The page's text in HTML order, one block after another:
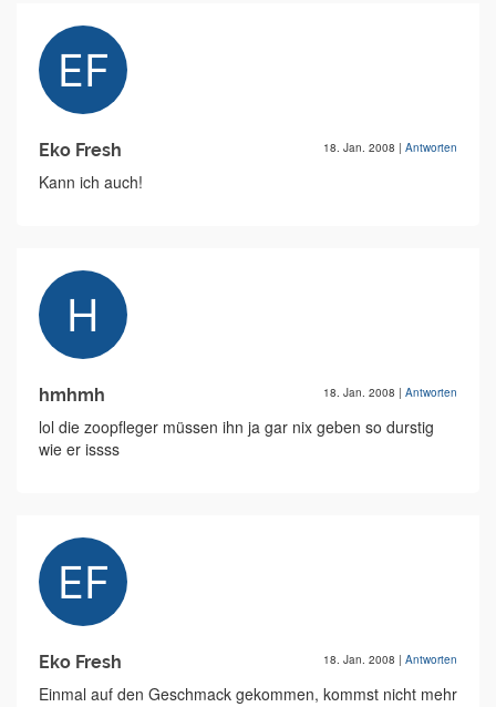
Eko Fresh 18. Jan. 2008 | Antworten
Kann ich auch!
hmhmh 18. Jan. 2008 | Antworten
lol die zoopfleger müssen ihn ja gar nix geben so durstig
wie er issss
Eko Fresh 18. Jan. 2008 | Antworten
Einmal auf den Geschmack gekommen, kommst nicht mehr